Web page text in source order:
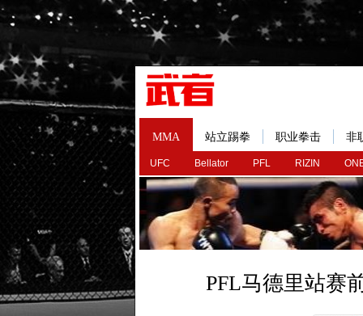
MMA
UFC Bellator PFL RIZIN
站立踢拳 职业拳击 非
PFL马德里站赛